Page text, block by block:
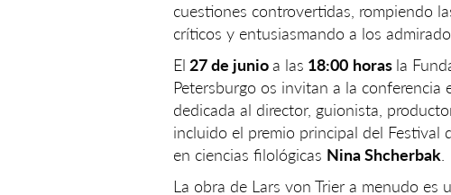
cuestiones controvertidas, rompiendo
críticos y entusiasmando a los
El 27 de junioa las 18:00 horas la
Petersburgo os invitan a la conferencia
dedicada al director, guionista,
incluido el premio principal del Festival
en ciencias filológicas Nina Shcherbak
La obra de Lars von Trier a menudo